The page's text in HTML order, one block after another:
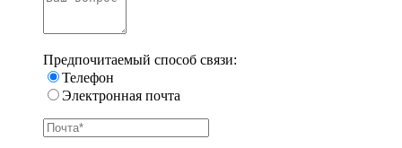
Предпочитаемый способ связи:
Телефон
Электронная почта